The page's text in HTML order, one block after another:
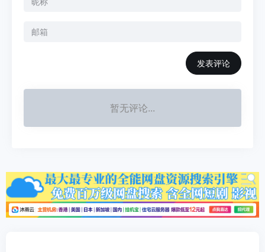
发表评论
暂无评论...